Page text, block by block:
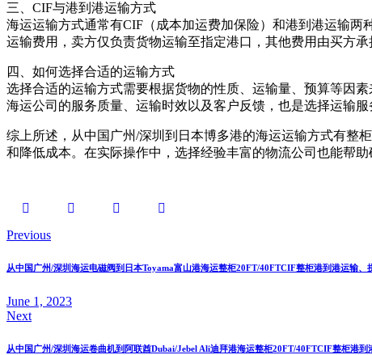
三、CIF与港到港运输方式
海运运输方式通常有CIF（成本加运费加保险）和港到港运输
运输费用，卖方仅负责货物运输至指定港口，其他费用由买方
四、如何选择合适的运输方式
选择合适的运输方式需要根据货物的性质、运输量、预算等因
海运公司的服务质量、运输时效以及客户反馈，也是选择运输服
综上所述，从中国广州/深圳到日本博多港的海运运输方式有整
和降低成本。在实际操作中，选择经验丰富的物流公司也能帮助
Previous
从中国广州/深圳海运电磁阀到日本Toyama富山港海运整柜20FT/40FTCIF整柜港到港运输、
June 1, 2023
Next
从中国广州/深圳海运卷曲机到阿联酋Dubai/Jebel Ali迪拜港海运整柜20FT/40FTCIF整柜港